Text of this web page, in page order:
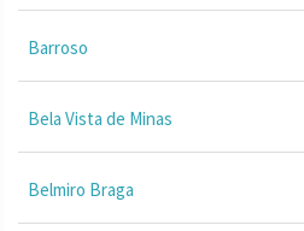
Barroso
Bela Vista de Minas
Belmiro Braga